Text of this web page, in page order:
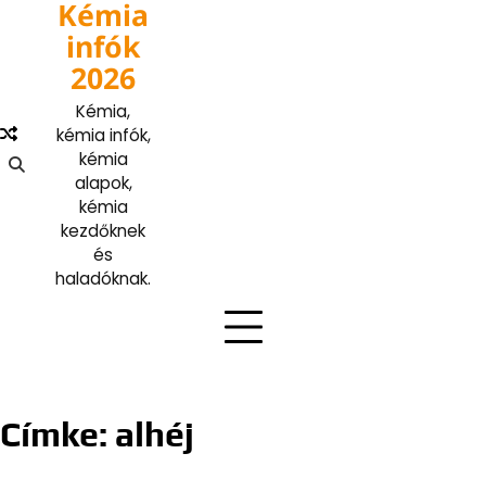
Kémia
infók
2026
Kémia,
kémia infók,
kémia
alapok,
kémia
kezdőknek
és
haladóknak.
Címke: alhéj